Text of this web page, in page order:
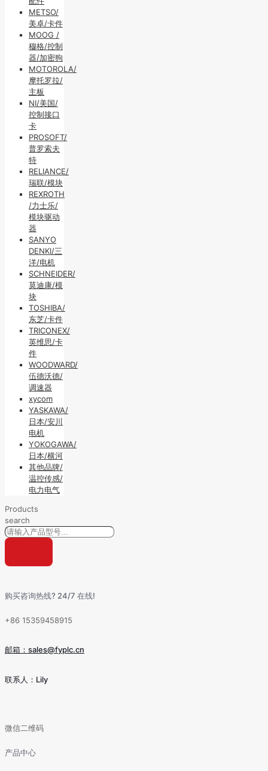
METSO/
美卓/卡件
MOOG /
穆格/控制
器/加密狗
MOTOROLA/
摩托罗拉/
主板
NI/美国/
控制接口
卡
PROSOFT/
普罗索夫
特
RELIANCE/
瑞联/模块
REXROTH
/力士乐/
模块驱动
器
SANYO
DENKI/三
洋/电机
SCHNEIDER/
莫迪康/模
块
TOSHIBA/
东芝/卡件
TRICONEX/
英维思/卡
件
WOODWARD/
伍德沃德/
调速器
xycom
YASKAWA/
日本/安川
电机
YOKOGAWA/
日本/横河
其他品牌/
温控传感/
电力电气
Products
search
购买咨询热线? 24/7 在线!
+86 15359458915
邮箱：sales@fyplc.cn
联系人：Lily
微信二维码
产品中心